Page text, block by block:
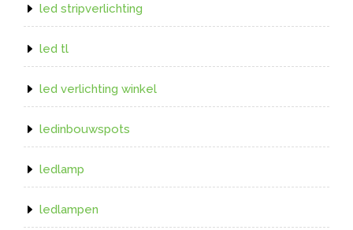
led stripverlichting
led tl
led verlichting winkel
ledinbouwspots
ledlamp
ledlampen